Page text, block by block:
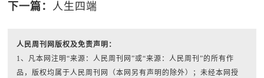
下一篇： 人生四端
人民周刊网版权及免责声明：
1、凡本网注明“来源：人民周刊网”或“来源：人民周刊”的所有作
品，版权均属于人民周刊网（本网另有声明的除外）；未经本网授